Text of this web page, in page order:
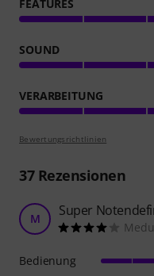
FEATURES
SOUND
VERARBEITUNG
Bewertungsrichtlinien
37Rezensionen
M Super
Bedienung